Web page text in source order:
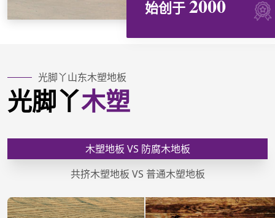
始创于2000
光脚丫山东木塑地板
光脚丫木塑
木塑地板 VS 防腐木地板
共挤木塑地板 VS 普通木塑地板